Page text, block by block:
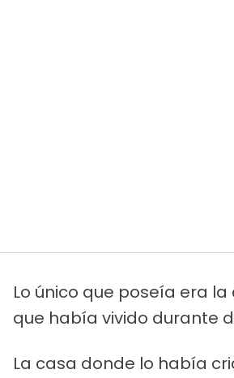
Lo único que poseía era la
que había vivido durante
La casa donde lo había